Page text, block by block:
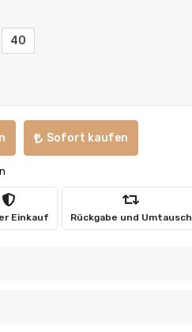
40
Sofort kaufen
Einkauf Rückgabe und Umtausch